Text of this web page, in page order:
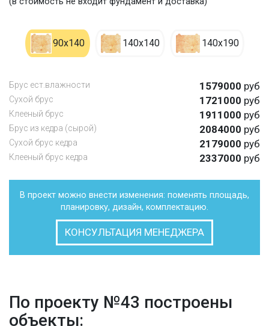
90х140 140х140 140х190
Брус ест.влажности 1579000 руб
Сухой брус 1721000 руб
Клееный брус 1911000 руб
Брус из кедра (сырой) 2084000 руб
Сухой брус кедра 2179000 руб
Клееный брус кедра 2337000 руб
В проект можно внести изменения: поменять площадь,
планировку, дизайн, комплектацию.
КОНСУЛЬТАЦИЯ МЕНЕДЖЕРА
По проекту №43 построены
объекты: